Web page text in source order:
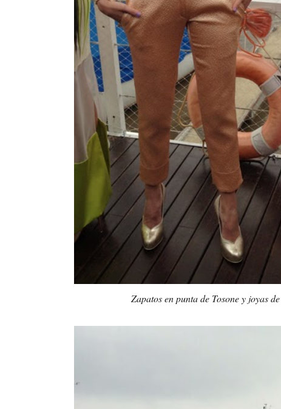
Zapatos en punta de Tosone y joyas